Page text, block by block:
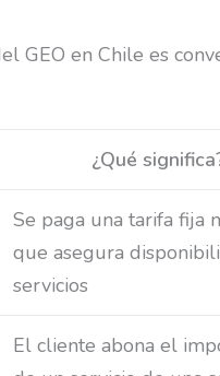
GEO en Chile es
¿Qué
Se paga una tarifa fija
que asegura
servicios
El cliente abona el